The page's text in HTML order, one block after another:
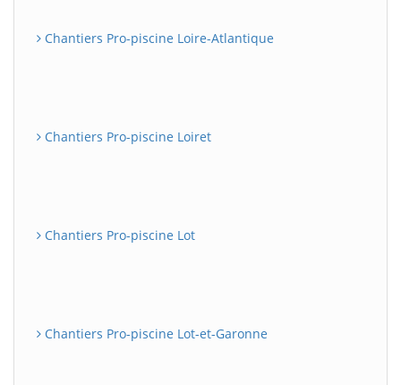
Chantiers Pro-piscine Loire-Atlantique
Chantiers Pro-piscine Loiret
Chantiers Pro-piscine Lot
Chantiers Pro-piscine Lot-et-Garonne